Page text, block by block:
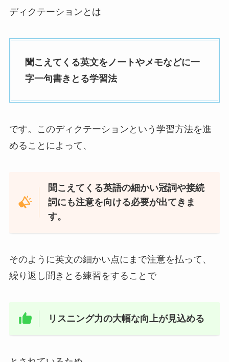
ディクテーションとは
聞こえてくる英文をノートやメモなどに一
字一句書きとる学習法
です。このディクテーションという学習方法を進
めることによって、
聞こえてくる英語の細かい冠詞や接続
詞にも注意を向ける必要が出てきま
す。
そのように英文の細かい点にまで注意を払って、
繰り返し聞きとる練習をすることで
リスニング力の大幅な向上が見込める